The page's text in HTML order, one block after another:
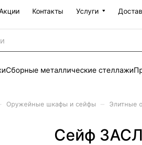
Контакты Услуги
Сборные металлические стеллажи
Оружейные шкафы и сейфы Элитные
Сейф